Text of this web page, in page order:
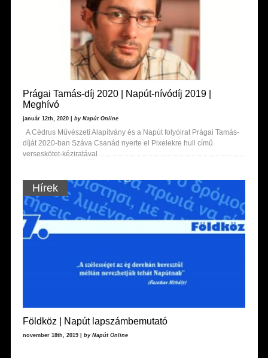
Prágai Tamás-díj 2020 | Napút-nívódíj 2019 |
Meghívó
január 12th, 2020 | by Napút Online
A Cédrus Művészeti Alapítvány és a Napút folyóirat Prágai Tamás-
díját 2020-ban Száva Csanád nyerte el Pixelekre hull című
verseskötet-kéziratával
Hírek
Földköz | Napút lapszámbemutató
november 18th, 2019 | by Napút Online